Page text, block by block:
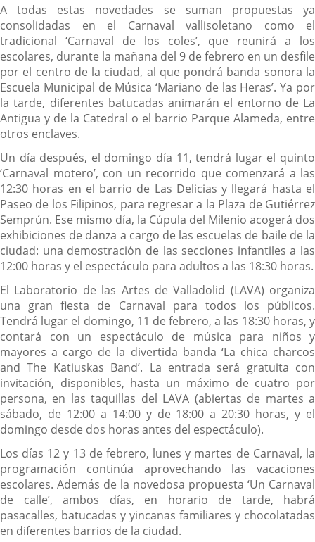
A todas estas novedades se suman propuestas ya
consolidadas en el Carnaval vallisoletano como el
tradicional ‘Carnaval de los coles’, que reunirá a los
escolares, durante la mañana del 9 de febrero en un desfile
por el centro de la ciudad, al que pondrá banda sonora la
Escuela Municipal de Música ‘Mariano de las Heras’. Ya por
la tarde, diferentes batucadas animarán el entorno de La
Antigua y de la Catedral o el barrio Parque Alameda, entre
otros enclaves.
Un día después, el domingo día 11, tendrá lugar el quinto
‘Carnaval motero’, con un recorrido que comenzará a las
12:30 horas en el barrio de Las Delicias y llegará hasta el
Paseo de los Filipinos, para regresar a la Plaza de Gutiérrez
Semprún. Ese mismo día, la Cúpula del Milenio acogerá dos
exhibiciones de danza a cargo de las escuelas de baile de la
ciudad: una demostración de las secciones infantiles a las
12:00 horas y el espectáculo para adultos a las 18:30 horas.
El Laboratorio de las Artes de Valladolid (LAVA) organiza
una gran fiesta de Carnaval para todos los públicos.
Tendrá lugar el domingo, 11 de febrero, a las 18:30 horas, y
contará con un espectáculo de música para niños y
mayores a cargo de la divertida banda ‘La chica charcos
and The Katiuskas Band’. La entrada será gratuita con
invitación, disponibles, hasta un máximo de cuatro por
persona, en las taquillas del LAVA (abiertas de martes a
sábado, de 12:00 a 14:00 y de 18:00 a 20:30 horas, y el
domingo desde dos horas antes del espectáculo).
Los días 12 y 13 de febrero, lunes y martes de Carnaval, la
programación continúa aprovechando las vacaciones
escolares. Además de la novedosa propuesta ‘Un Carnaval
de calle’, ambos días, en horario de tarde, habrá
pasacalles, batucadas y yincanas familiares y chocolatadas
en diferentes barrios de la ciudad.